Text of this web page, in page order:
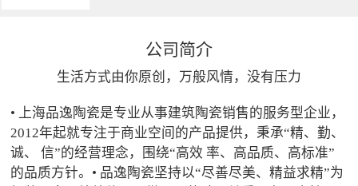
公司简介
生活方式由你原创，万般风情，没有压力
• 上海品逸陶瓷是专业从事建筑陶瓷销售的服务型企业，
2012年起就专注于商业空间的产品提供，秉承“精、勤、
诚、 信”的经营理念，围绕“高效 率、高品质、高标准”
的品质方针。• 品逸陶瓷坚持以“尽善尽美、精益求精”为